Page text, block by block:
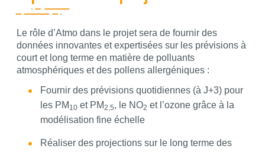
Contenu
Le rôle d’Atmo dans le projet sera de fournir des
données innovantes et expertisées sur les prévisions à
court et long terme en matière de polluants
atmosphériques et des pollens allergéniques :
Fournir des prévisions quotidiennes (à J+3) pour
les PM 10et PM2,5, le NO2 et l’ozone grâce à la
modélisation fine échelle
Réaliser des projections sur le long terme des